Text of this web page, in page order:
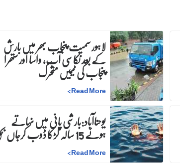
لاہور سمیت پنجاب بھر میں بارش
کے بعد نکاسی آب، واسا اور ستھرا
پنجاب کی ٹیمیں متحرک
Read More
>
یوحناآباد:بارشی پانی میں نہاتے
ہوئے 15 سالہ لڑکا ڈوب کرجاں بحق
Read More
>